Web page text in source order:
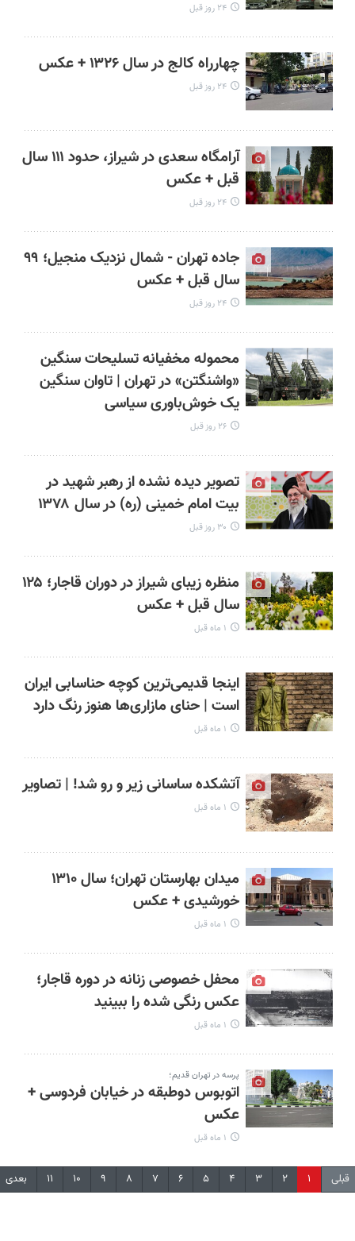
۲۴ روز قبل
چهارراه کالج در سال ۱۳۲۶ + عکس
۲۴ روز قبل
آرامگاه سعدی در شیراز، حدود ۱۱۱ سال
قبل + عکس
۲۴ روز قبل
جاده تهران - شمال نزدیک منجیل؛ ۹۹
سال قبل + عکس
۲۴ روز قبل
محموله مخفیانه تسلیحات سنگین
«واشنگتن» در تهران | تاوان سنگین
یک خوش‌باوری سیاسی
۲۶ روز قبل
تصویر دیده نشده از رهبر شهید در
بیت امام خمینی (ره) در سال ۱۳۷۸
۳۰ روز قبل
منظره زیبای شیراز در دوران قاجار؛ ۱۲۵
سال قبل + عکس
۱ ماه قبل
اینجا قدیمی‌ترین کوچه حناسابی ایران
است | حنای مازاری‌ها هنوز رنگ دارد
۱ ماه قبل
آتشکده ساسانی زیر و رو شد! | تصاویر
۱ ماه قبل
میدان بهارستان تهران؛ سال ۱۳۱۰
خورشیدی + عکس
۱ ماه قبل
محفل خصوصی زنانه در دوره قاجار؛
عکس رنگی شده را ببینید
۱ ماه قبل
پرسه در تهران قدیم؛
اتوبوس دوطبقه در خیابان‌ فردوسی +
عکس
۱ ماه قبل
قبلی ۱ ۲ ۳ ۴ ۵ ۶ ۷ ۸ ۹ ۱۰ ۱۱ بعدی